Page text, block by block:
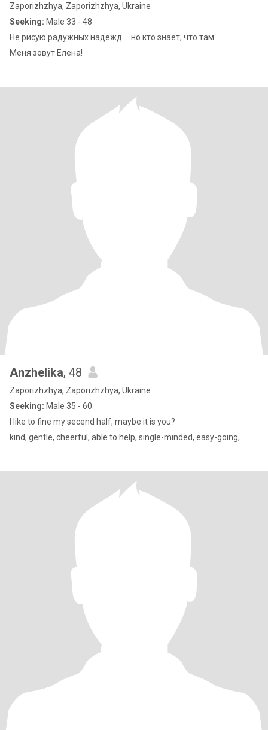
Zaporizhzhya, Zaporizhzhya, Ukraine
Seeking: Male 33 - 48
Не рисую радужных надежд … но кто знает, что там…
Меня зовут Елена!
Anzhelika, 48
Zaporizhzhya, Zaporizhzhya, Ukraine
Seeking: Male 35 - 60
I like to fine my secend half, maybe it is you?
kind, gentle, cheerful, able to help, single-minded, easy-going,